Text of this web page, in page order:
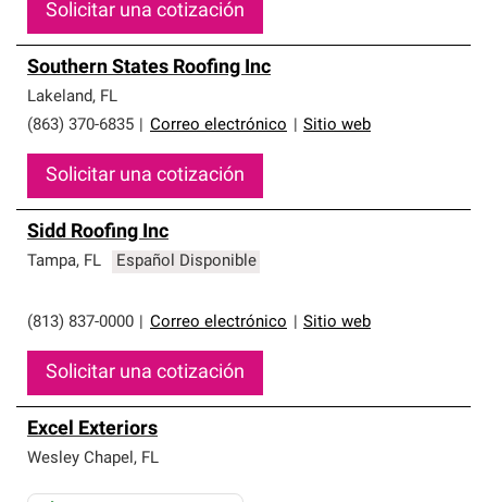
Solicitar una cotización
Southern States Roofing Inc
Lakeland, FL
(863) 370-6835
Correo electrónico Sitio web
Solicitar una cotización
Sidd Roofing Inc
Tampa, FL Español Disponible
(813) 837-0000 Correo electrónico Sitio web
Solicitar una cotización
Excel Exteriors
Wesley Chapel, FL